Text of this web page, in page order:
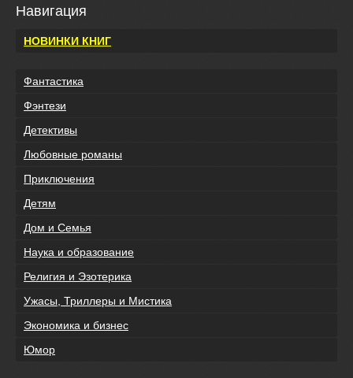
Навигация
НОВИНКИ КНИГ
Фантастика
Фэнтези
Детективы
Любовные романы
Приключения
Детям
Дом и Семья
Наука и образование
Религия и Эзотерика
Ужасы, Триллеры и Мистика
Экономика и бизнес
Юмор